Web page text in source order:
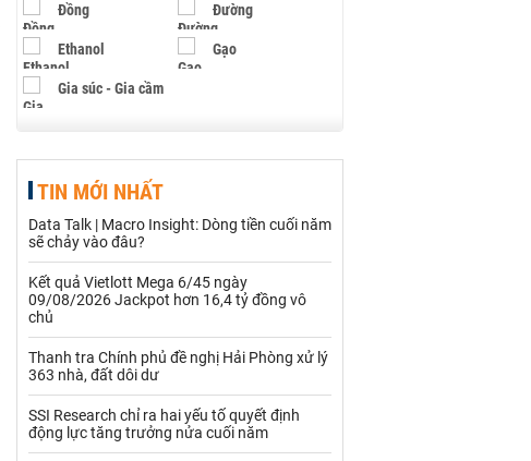
Đồng Đường
Ethanol Gạo
Gia súc - Gia cầm
Hạt điều
Khí đốt
Kim loại khác Mắc ca
Nhựa - Hạt nhựa
Palladium Phân bón
TIN MỚI NHẤT
Data Talk | Macro Insight: Dòng tiền cuối năm
sẽ chảy vào đâu?
Kết quả Vietlott Mega 6/45 ngày
09/08/2026 Jackpot hơn 16,4 tỷ đồng vô
chủ
Thanh tra Chính phủ đề nghị Hải Phòng xử lý
363 nhà, đất dôi dư
SSI Research chỉ ra hai yếu tố quyết định
động lực tăng trưởng nửa cuối năm